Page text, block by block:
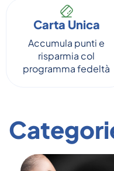
Carta Unica
Accumula punti e
risparmia col
programma fedeltà